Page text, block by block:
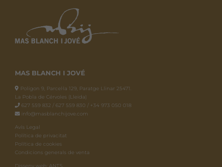
MAS BLANCH I JOVÉ
Polígon 9, Parcel·la 129, Paratge Llinar 25471.
La Pobla de Cérvoles (Lleida)
627 559 832 / 627 559 830 / +34 973 050 018
info@masblanchijove.com
Avís Legal
Política de privacitat
Política de cookies
Condicions generals de venta